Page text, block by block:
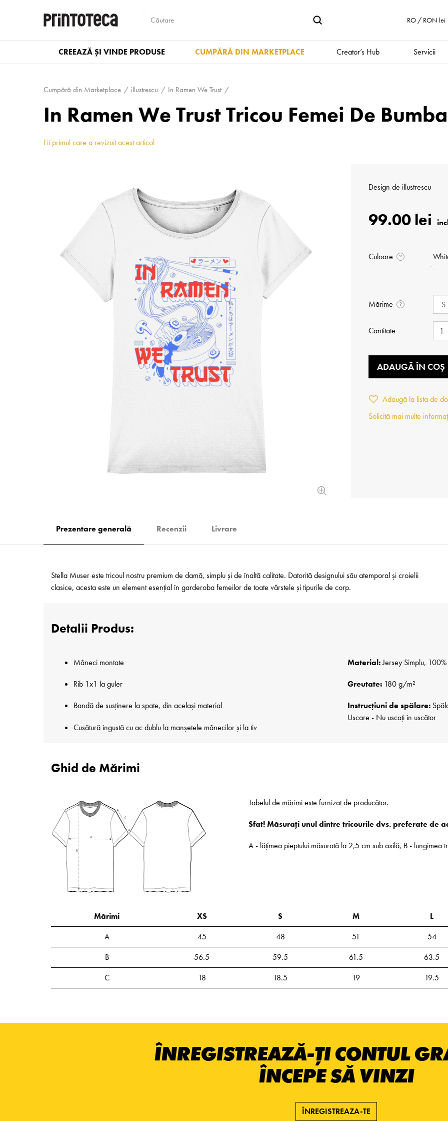
RO / RON lei
CREEAZĂ ȘI VINDE PRODUSE CUMPĂRĂ DIN MARKETPLACE Creator’s Hub Servicii
Cumpără din Marketplace illustrescu In Ramen We Trust
In Ramen We Trust Tricou Femei De
Fii primul care a revizuit acest articol
Design de illustrescu
99.00 lei
Culoare ?
Mărime ?
Cantitate
ADAUGĂ ÎN COȘ
Adaugă la lista de
Solicită mai multe
Prezentare generală Recenzii Livrare
Stella Muser este tricoul nostru premium de damă, simplu și de înaltă calitate. Datorită designului său atemporal și croielii
clasice, acesta este un element esențial în garderoba femeilor de toate vârstele și tipurile de corp.
Detalii Produs:
Mâneci montate
Rib 1x1 la guler
Bandă de susținere la spate, din același material
Cusătură îngustă cu ac dublu la manșetele mânecilor și la tiv
Material:Jersey Simplu,
Greutate:180 g/m²
Instrucțiuni de spălare:
Uscare - Nu uscați în uscător
Ghid de Mărimi
Tabelul de mărimi este furnizat de producător.
Sfat! Măsurați unul dintre tricourile dvs. preferate de
A - lățimea pieptului măsurată la 2,5 cm sub axilă, B - lungimea
Mărimi XS S M L
A
45 48 51 54
B
56.5 59.5 61.5 63.5
C
18 18.5 19 19.5
ÎNREGISTREAZĂ-ȚI CONTUL
ÎNCEPE SĂ VINZI
ÎNREGISTREAZA-TE